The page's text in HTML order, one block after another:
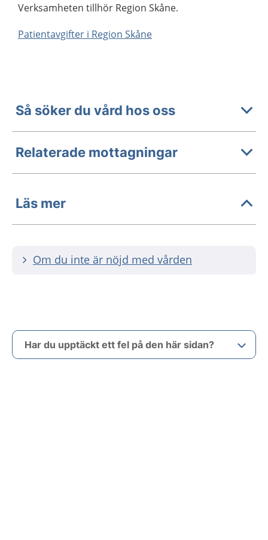
Verksamheten tillhör Region Skåne.
Patientavgifter i Region Skåne
Så söker du vård hos oss
Relaterade mottagningar
Läs mer
Om du inte är nöjd med vården
Har du upptäckt ett fel på den här sidan?